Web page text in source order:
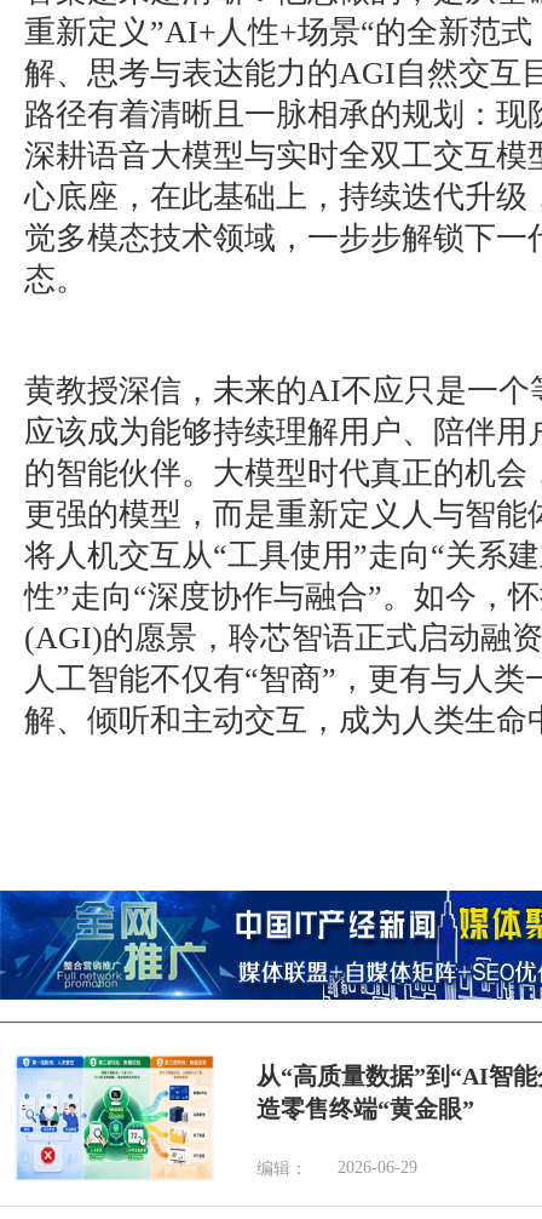
重新定义”AI+人性+场景“的全新范
解、思考与表达能力的AGI自然交互
路径有着清晰且一脉相承的规划：现
深耕语音大模型与实时全双工交互模
心底座，在此基础上，持续迭代升级
觉多模态技术领域，一步步解锁下一
态。
黄教授深信，未来的AI不应只是一个
应该成为能够持续理解用户、陪伴用
的智能伙伴。大模型时代真正的机会
更强的模型，而是重新定义人与智能
将人机交互从“工具使用”走向“关系
性”走向“深度协作与融合”。如今，
(AGI)的愿景，聆芯智语正式启动融
人工智能不仅有“智商”，更有与人类
解、倾听和主动交互，成为人类生命
从“高质量数据”到“AI智
造零售终端“黄金眼”
编辑： 2026-06-29